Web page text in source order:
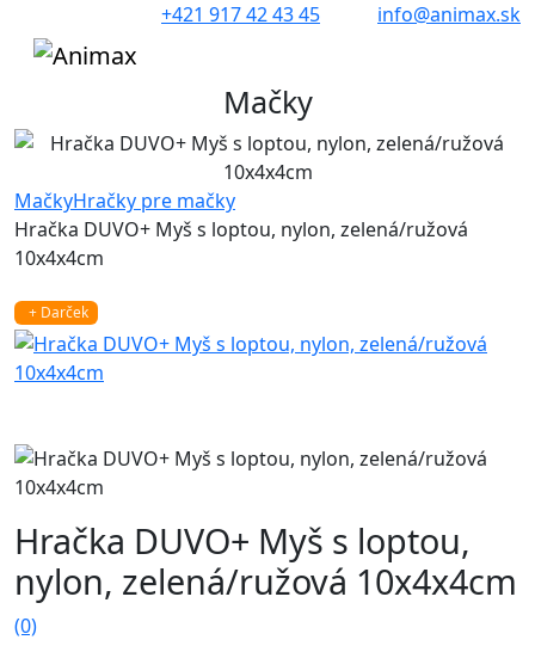
+421 917 42 43 45 info@animax.sk
Mačky
MačkyHračky pre mačky
Hračka DUVO+ Myš s loptou, nylon, zelená/ružová
10x4x4cm
+ Darček
Hračka DUVO+ Myš s loptou,
nylon, zelená/ružová 10x4x4cm
(0)